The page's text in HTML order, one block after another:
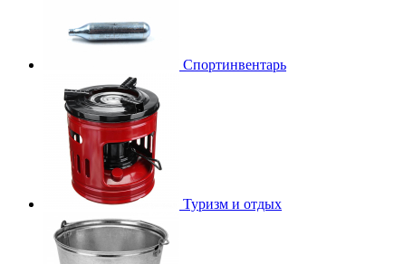
Спортинвентарь
Туризм и отдых